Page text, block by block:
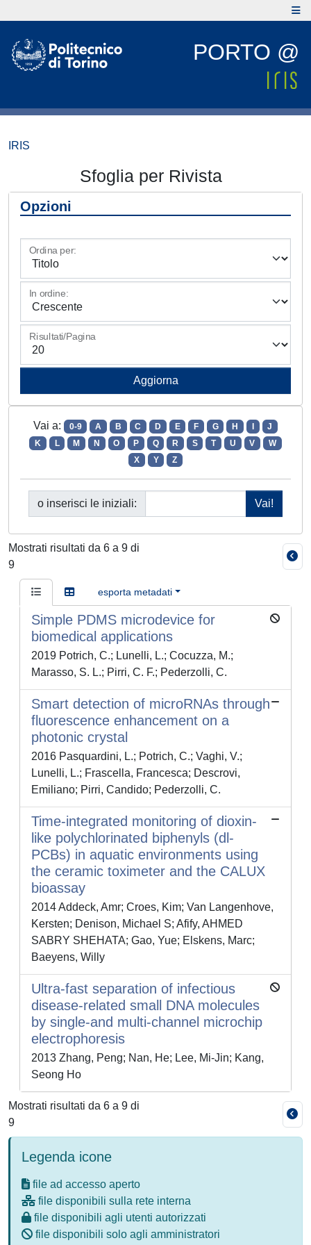
PORTO @
IRIS
Sfoglia per Rivista
Opzioni
Ordina per:
In ordine:
Risultati/Pagina
Vai a: 0-9 A B C D E F G H
J
K
L M N O P Q R S T U V
W
X
Y Z
o inserisci le iniziali:
Mostrati risultati da 6 a 9 di
9
esporta metadati
Simple PDMS microdevice for
biomedical applications
2019 Potrich, C.; Lunelli, L.; Cocuzza, M.;
Marasso, S. L.; Pirri, C. F.; Pederzolli, C.
Smart detection of microRNAs through
fluorescence enhancement on a
photonic crystal
2016 Pasquardini, L.; Potrich, C.; Vaghi, V.;
Lunelli, L.; Frascella, Francesca; Descrovi,
Emiliano; Pirri, Candido; Pederzolli, C.
Time-integrated monitoring of dioxin-
like polychlorinated biphenyls (dl-
PCBs) in aquatic environments using
the ceramic toximeter and the CALUX
bioassay
2014 Addeck, Amr; Croes, Kim; Van Langenhove,
Kersten; Denison, Michael S; Afify, AHMED
SABRY SHEHATA; Gao, Yue; Elskens, Marc;
Baeyens, Willy
Ultra-fast separation of infectious
disease-related small DNA molecules
by single-and multi-channel microchip
electrophoresis
2013 Zhang, Peng; Nan, He; Lee, Mi-Jin; Kang,
Seong Ho
Mostrati risultati da 6 a 9 di
9
Legenda icone
file ad accesso aperto
file disponibili sulla rete interna
file disponibili agli utenti autorizzati
file disponibili solo agli amministratori